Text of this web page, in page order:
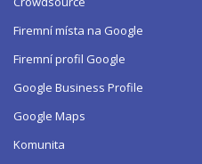
Firemní místa na Google
Firemní profil Google
Google Business Profile
Google Maps
Komunita